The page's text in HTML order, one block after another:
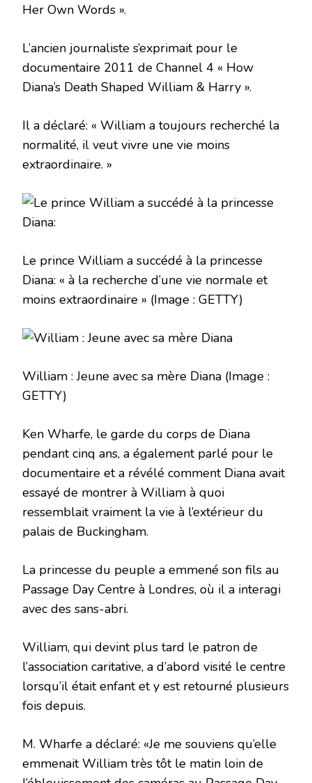
Her Own Words ».
L’ancien journaliste s’exprimait pour le
documentaire 2011 de Channel 4 « How
Diana’s Death Shaped William & Harry ».
Il a déclaré: « William a toujours recherché la
normalité, il veut vivre une vie moins
extraordinaire. »
Le prince William a succédé à la princesse
Diana: « à la recherche d’une vie normale et
moins extraordinaire » (Image : GETTY)
William : Jeune avec sa mère Diana (Image :
GETTY)
Ken Wharfe, le garde du corps de Diana
pendant cinq ans, a également parlé pour le
documentaire et a révélé comment Diana avait
essayé de montrer à William à quoi
ressemblait vraiment la vie à l’extérieur du
palais de Buckingham.
La princesse du peuple a emmené son fils au
Passage Day Centre à Londres, où il a interagi
avec des sans-abri.
William, qui devint plus tard le patron de
l’association caritative, a d’abord visité le centre
lorsqu’il était enfant et y est retourné plusieurs
fois depuis.
M. Wharfe a déclaré: «Je me souviens qu’elle
emmenait William très tôt le matin loin de